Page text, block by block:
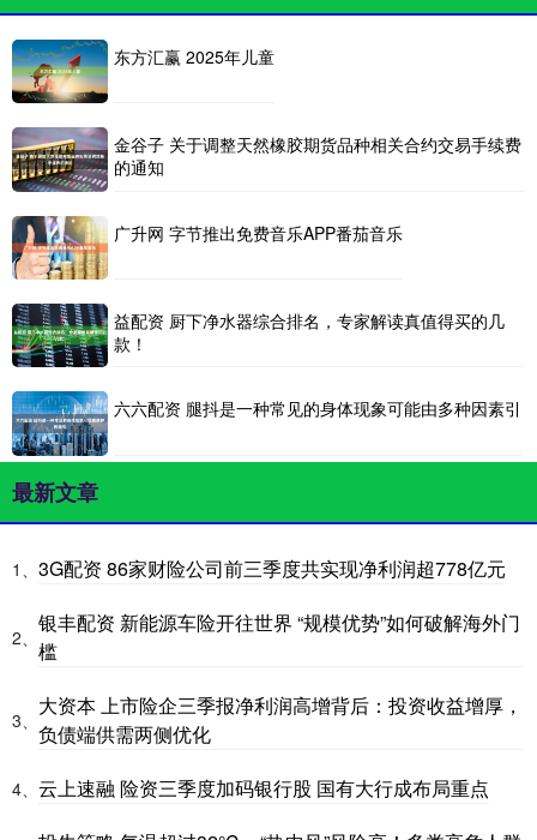
东方汇赢 2025年儿童
金谷子 关于调整天然橡胶期货品种相关合约交易手续费
的通知
广升网 字节推出免费音乐APP番茄音乐
益配资 厨下净水器综合排名，专家解读真值得买的几
款！
六六配资 腿抖是一种常见的身体现象可能由多种因素引
最新文章
1、 3G配资 86家财险公司前三季度共实现净利润超778亿元
2、
银丰配资 新能源车险开往世界 “规模优势”如何破解海外门
槛
3、
大资本 上市险企三季报净利润高增背后：投资收益增厚，
负债端供需两侧优化
4、 云上速融 险资三季度加码银行股 国有大行成布局重点